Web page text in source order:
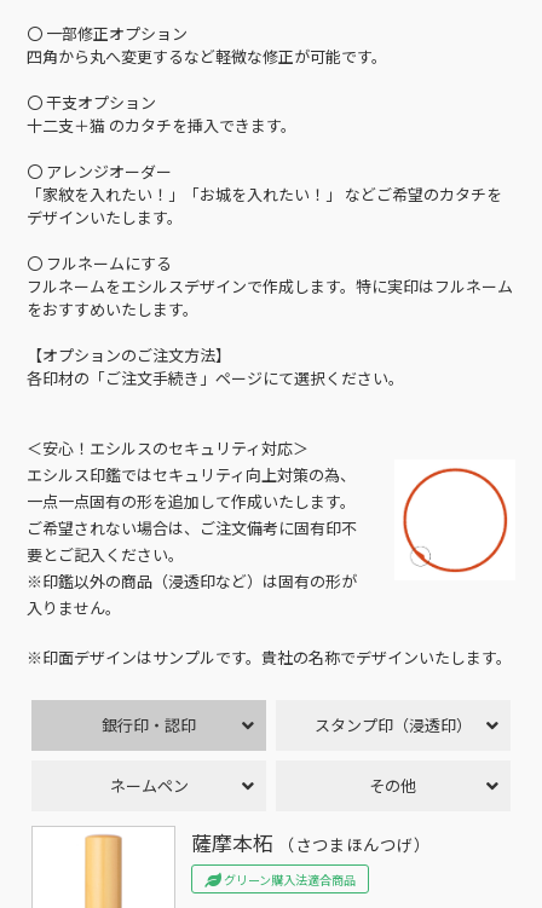
〇 一部修正オプション
四角から丸へ変更するなど軽微な修正が可能です。
〇 干支オプション
十二支＋猫 のカタチを挿入できます。
〇 アレンジオーダー
「家紋を入れたい！」「お城を入れたい！」 などご希望のカタチを
デザインいたします。
〇 フルネームにする
フルネームをエシルスデザインで作成します。特に実印はフルネーム
をおすすめいたします。
【オプションのご注文方法】
各印材の「ご注文手続き」ページにて選択ください。
＜安心！エシルスのセキュリティ対応＞
エシルス印鑑ではセキュリティ向上対策の為、
一点一点固有の形を追加して作成いたします。
ご希望されない場合は、ご注文備考に固有印不
要とご記入ください。
※印鑑以外の商品（浸透印など）は固有の形が
入りません。
※印面デザインはサンプルです。貴社の名称でデザインいたします。
銀行印・認印 スタンプ印（浸透印）
ネームペン その他
薩摩本柘 （さつまほんつげ）
グリーン購入法適合商品